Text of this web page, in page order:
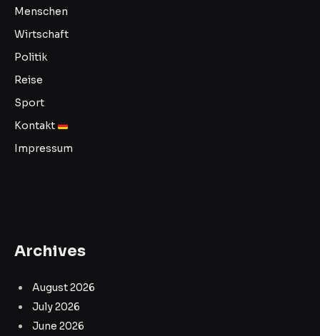
Menschen
Wirtschaft
Politik
Reise
Sport
Kontakt
Impressum
Archives
August 2026
July 2026
June 2026